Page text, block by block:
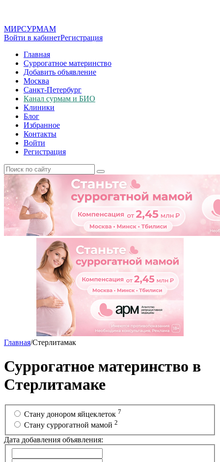
МИРСУРМАМ
Войти в кабинетРегистрация
Главная
Суррогатное материнство
Добавить объявление
Москва
Санкт-Петербург
Канал сурмам и БИО
Клиники
Блог
Избранное
Контакты
Войти
Регистрация
Главная/Стерлитамак
Суррогатное материнство в
Стерлитамаке
Стану донором яйцеклеток 7
Cтану суррогатной мамой 2
Дата добавления объявления: